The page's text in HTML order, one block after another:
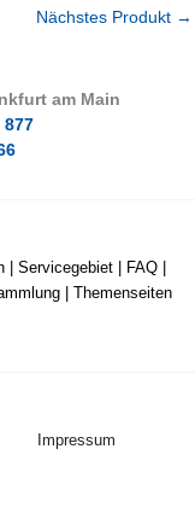
Nächstes Produkt →
am Main
877
Servicegebiet FAQ
Themenseiten
Impressum